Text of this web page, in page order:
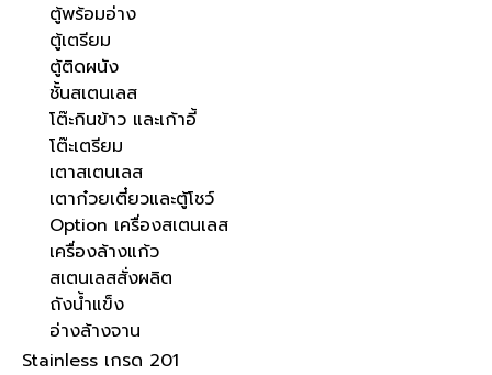
ตู้พร้อมอ่าง
ตู้เตรียม
ตู้ติดผนัง
ชั้นสเตนเลส
โต๊ะกินข้าว และเก้าอี้
โต๊ะเตรียม
เตาสเตนเลส
เตาก๋วยเตี๋ยวและตู้โชว์
Option เครื่องสเตนเลส
เครื่องล้างแก้ว
สเตนเลสสั่งผลิต
ถังน้ำแข็ง
อ่างล้างจาน
Stainless เกรด 201